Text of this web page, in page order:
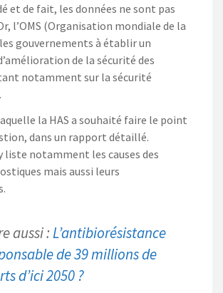
et de fait, les données ne sont pas
l’OMS (Organisation mondiale de la
gouvernements à établir un
de la sécurité des
notamment sur la sécurité
la HAS a souhaité faire le point
dans un rapport détaillé.
liste notamment les causes des
mais aussi leurs
aussi :L’antibiorésistance
de 39 millions de
d’ici 2050 ?